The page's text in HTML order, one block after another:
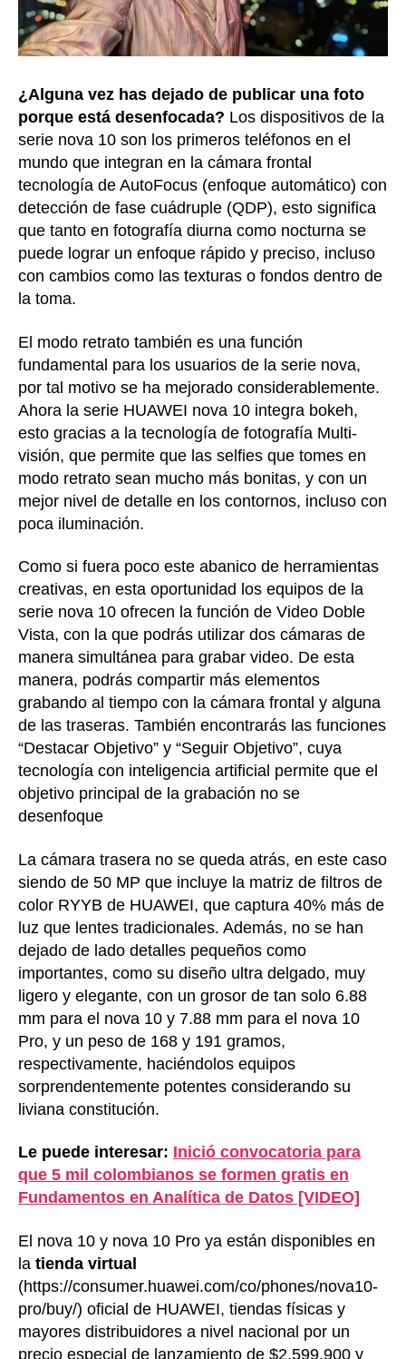
¿Alguna vez has dejado de publicar una foto
porque está desenfocada? Los dispositivos de la
serie nova 10 son los primeros teléfonos en el
mundo que integran en la cámara frontal
tecnología de AutoFocus (enfoque automático) con
detección de fase cuádruple (QDP), esto significa
que tanto en fotografía diurna como nocturna se
puede lograr un enfoque rápido y preciso, incluso
con cambios como las texturas o fondos dentro de
la toma.
El modo retrato también es una función
fundamental para los usuarios de la serie nova,
por tal motivo se ha mejorado considerablemente.
Ahora la serie HUAWEI nova 10 integra bokeh,
esto gracias a la tecnología de fotografía Multi-
visión, que permite que las selfies que tomes en
modo retrato sean mucho más bonitas, y con un
mejor nivel de detalle en los contornos, incluso con
poca iluminación.
Como si fuera poco este abanico de herramientas
creativas, en esta oportunidad los equipos de la
serie nova 10 ofrecen la función de Video Doble
Vista, con la que podrás utilizar dos cámaras de
manera simultánea para grabar video. De esta
manera, podrás compartir más elementos
grabando al tiempo con la cámara frontal y alguna
de las traseras. También encontrarás las funciones
“Destacar Objetivo” y “Seguir Objetivo”, cuya
tecnología con inteligencia artificial permite que el
objetivo principal de la grabación no se
desenfoque
La cámara trasera no se queda atrás, en este caso
siendo de 50 MP que incluye la matriz de filtros de
color RYYB de HUAWEI, que captura 40% más de
luz que lentes tradicionales. Además, no se han
dejado de lado detalles pequeños como
importantes, como su diseño ultra delgado, muy
ligero y elegante, con un grosor de tan solo 6.88
mm para el nova 10 y 7.88 mm para el nova 10
Pro, y un peso de 168 y 191 gramos,
respectivamente, haciéndolos equipos
sorprendentemente potentes considerando su
liviana constitución.
Le puede interesar: Inició convocatoria para
que 5 mil colombianos se formen gratis en
Fundamentos en Analítica de Datos [VIDEO]
El nova 10 y nova 10 Pro ya están disponibles en
la tienda virtual
(https://consumer.huawei.com/co/phones/nova10-
pro/buy/) oficial de HUAWEI, tiendas físicas y
mayores distribuidores a nivel nacional por un
precio especial de lanzamiento de $2.599.900 y